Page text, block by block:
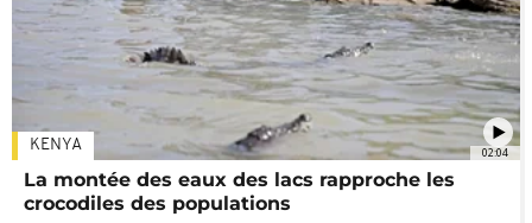
02:04
KENYA
La montée des eaux des lacs rapproche les
crocodiles des populations